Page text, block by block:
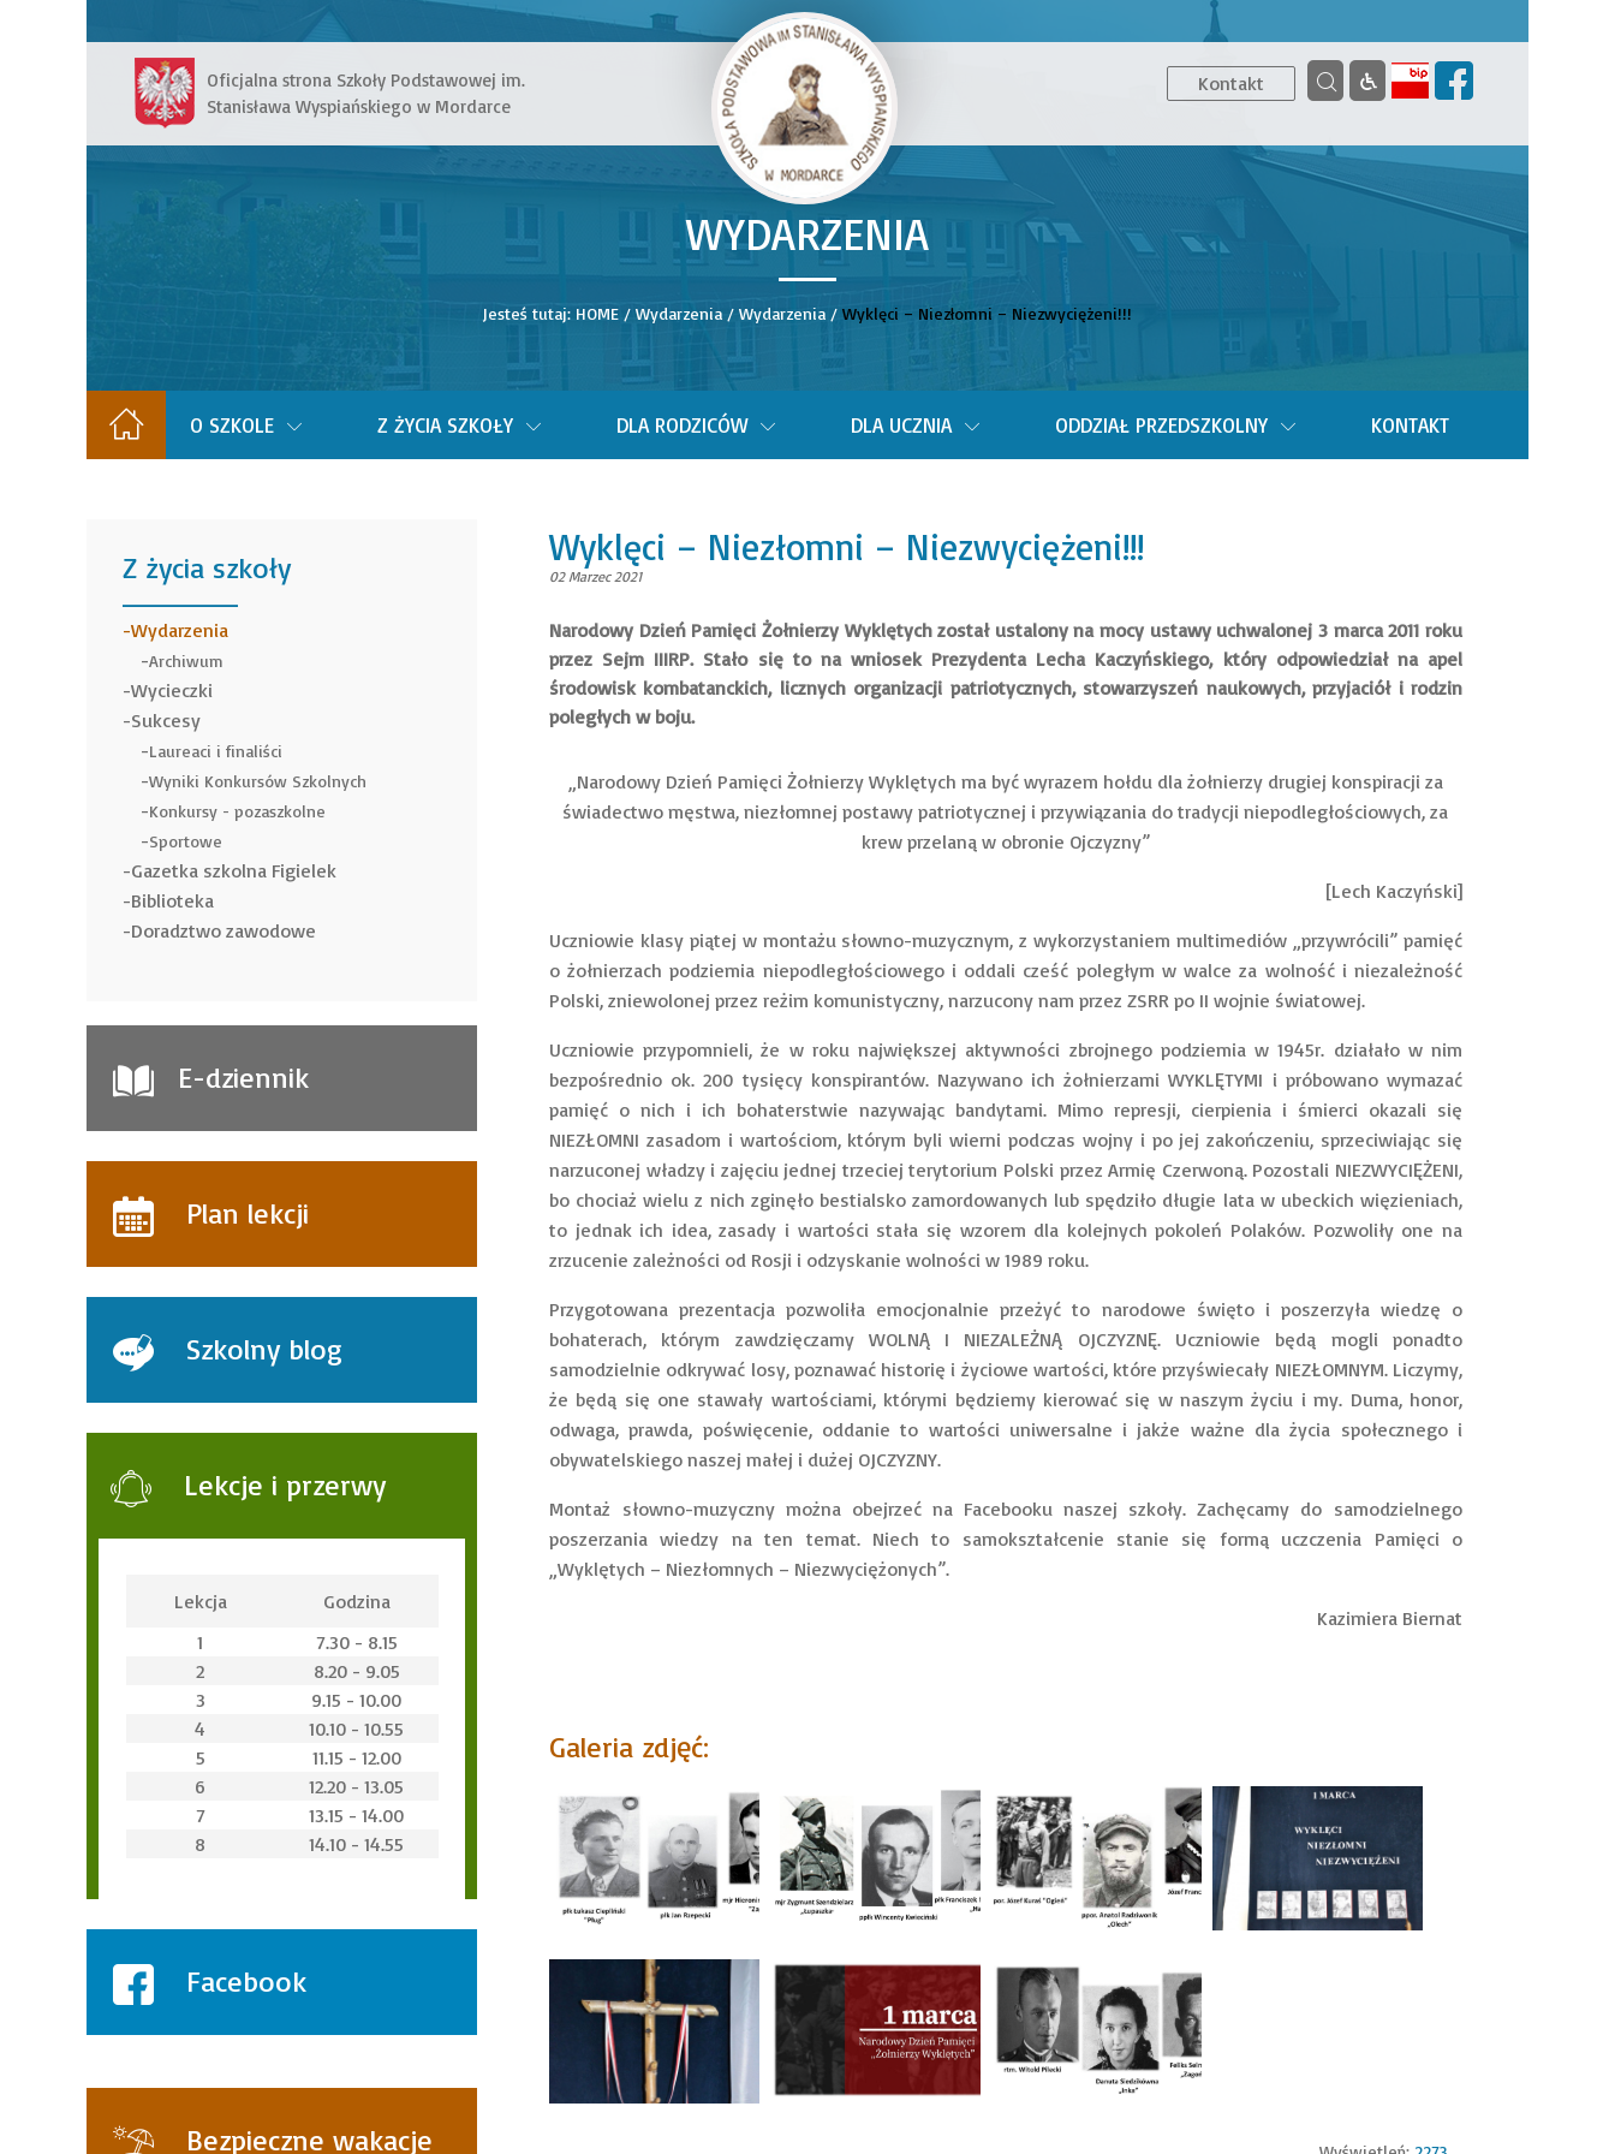
WYDARZENIA
__
Jesteś tutaj: HOME / Wydarzenia / Wydarzenia / Wyklęci – Niezłomni – Niezwyciężeni!!!
Oficjalna strona Szkoły Podstawowej im.
Stanisława Wyspiańskiego w Mordarce
Kontakt
O SZKOLE Z ŻYCIA SZKOŁY DLA RODZICÓW DLA UCZNIA ODDZIAŁ PRZEDSZKOLNY KONTAKT
Z życia szkoły
______
Wydarzenia
Archiwum
Wycieczki
Sukcesy
Laureaci i finaliści
Wyniki Konkursów Szkolnych
Konkursy - pozaszkolne
Sportowe
Gazetka szkolna Figielek
Biblioteka
Doradztwo zawodowe
E-dziennik
Plan lekcji
Szkolny blog
Lekcje i przerwy
Lekcja
Godzina
1
7.30 - 8.15
2
8.20 - 9.05
3
9.15 - 10.00
4
10.10 - 10.55
5
11.15 - 12.00
6
12.20 - 13.05
7
13.15 - 14.00
8
14.10 - 14.55
Facebook
Bezpieczne wakacje
Wyklęci – Niezłomni – Niezwyciężeni!!!
02 Marzec 2021
Narodowy Dzień Pamięci Żołnierzy Wyklętych został ustalony na mocy ustawy uchwalonej 3 marca 2011 roku
przez Sejm IIIRP. Stało się to na wniosek Prezydenta Lecha Kaczyńskiego, który odpowiedział na apel
środowisk kombatanckich, licznych organizacji patriotycznych, stowarzyszeń naukowych, przyjaciół i rodzin
poległych w boju.
„Narodowy Dzień Pamięci Żołnierzy Wyklętych ma być wyrazem hołdu dla żołnierzy drugiej konspiracji za
świadectwo męstwa, niezłomnej postawy patriotycznej i przywiązania do tradycji niepodległościowych, za
krew przelaną w obronie Ojczyzny”
[Lech Kaczyński]
Uczniowie klasy piątej w montażu słowno-muzycznym, z wykorzystaniem multimediów „przywrócili” pamięć
o żołnierzach podziemia niepodległościowego i oddali cześć poległym w walce za wolność i niezależność
Polski, zniewolonej przez reżim komunistyczny, narzucony nam przez ZSRR po II wojnie światowej.
Uczniowie przypomnieli, że w roku największej aktywności zbrojnego podziemia w 1945r. działało w nim
bezpośrednio ok. 200 tysięcy konspirantów. Nazywano ich żołnierzami WYKLĘTYMI i próbowano wymazać
pamięć o nich i ich bohaterstwie nazywając bandytami. Mimo represji, cierpienia i śmierci okazali się
NIEZŁOMNI zasadom i wartościom, którym byli wierni podczas wojny i po jej zakończeniu, sprzeciwiając się
narzuconej władzy i zajęciu jednej trzeciej terytorium Polski przez Armię Czerwoną. Pozostali NIEZWYCIĘŻENI,
bo chociaż wielu z nich zginęło bestialsko zamordowanych lub spędziło długie lata w ubeckich więzieniach,
to jednak ich idea, zasady i wartości stała się wzorem dla kolejnych pokoleń Polaków. Pozwoliły one na
zrzucenie zależności od Rosji i odzyskanie wolności w 1989 roku.
Przygotowana prezentacja pozwoliła emocjonalnie przeżyć to narodowe święto i poszerzyła wiedzę o
bohaterach, którym zawdzięczamy WOLNĄ I NIEZALEŻNĄ OJCZYZNĘ. Uczniowie będą mogli ponadto
samodzielnie odkrywać losy, poznawać historię i życiowe wartości, które przyświecały NIEZŁOMNYM. Liczymy,
że będą się one stawały wartościami, którymi będziemy kierować się w naszym życiu i my. Duma, honor,
odwaga, prawda, poświęcenie, oddanie to wartości uniwersalne i jakże ważne dla życia społecznego i
obywatelskiego naszej małej i dużej OJCZYZNY.
Montaż słowno-muzyczny można obejrzeć na Facebooku naszej szkoły. Zachęcamy do samodzielnego
poszerzania wiedzy na ten temat. Niech to samokształcenie stanie się formą uczczenia Pamięci o
„Wyklętych – Niezłomnych – Niezwyciężonych”.
Kazimiera Biernat
Galeria zdjęć: